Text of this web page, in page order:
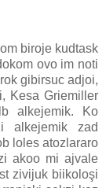
biroje kudtask
ovo im noti
gibirsuc adjoi,
Kesa Griemiller
alkejemik. Ko
alkejemik zad
loles atozlararo
akoo mi ajvale
zivijuk biikoloşi